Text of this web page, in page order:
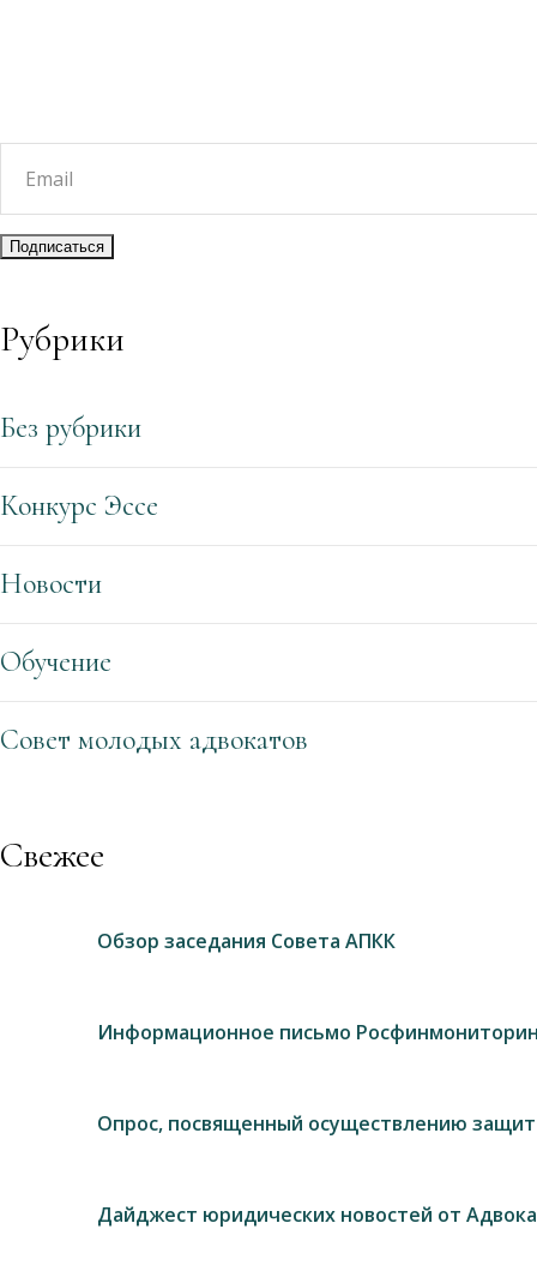
Рубрики
Без рубрики
Конкурс Эссе
Новости
Обучение
Совет молодых адвокатов
Свежее
Обзор заседания Совета АПКК
Информационное письмо
Опрос, посвященный осуществлению
Дайджест юридических новостей от